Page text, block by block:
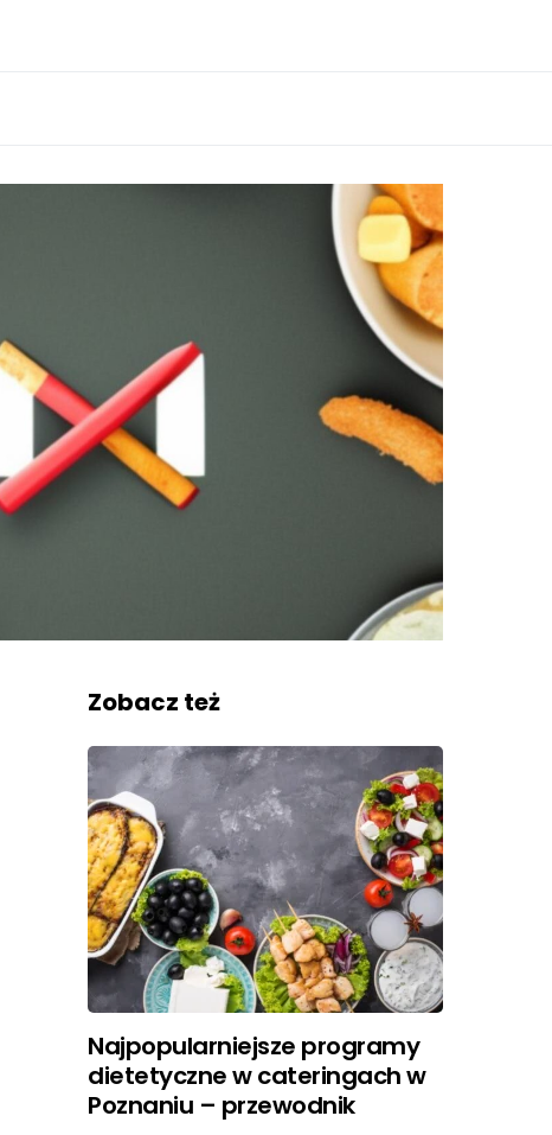
Zobacz też
Najpopularniejsze programy
dietetyczne w cateringach w
Poznaniu – przewodnik